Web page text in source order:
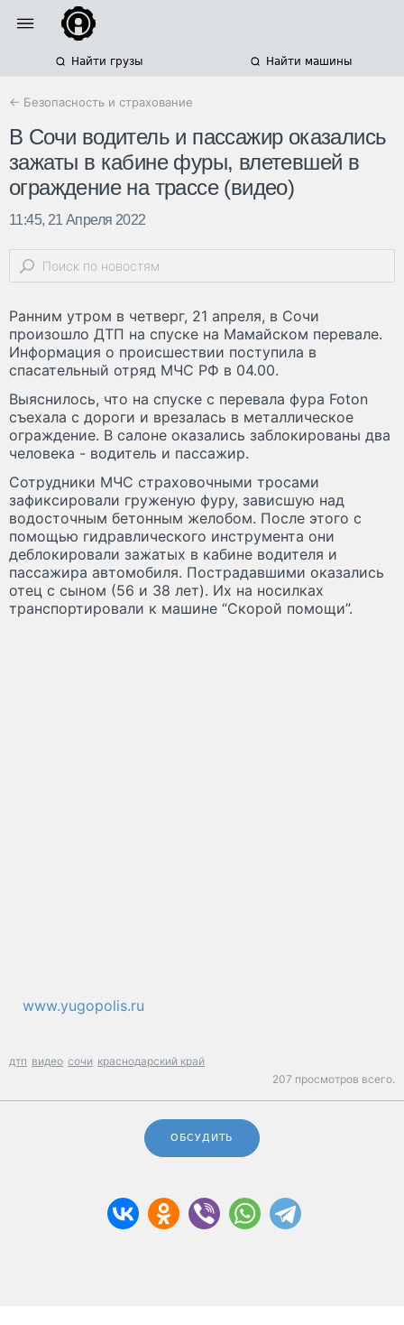
Найти грузы Найти машины
← Безопасность и страхование
В Сочи водитель и пассажир оказались
зажаты в кабине фуры, влетевшей в
ограждение на трассе (видео)
11:45, 21 Апреля 2022
Ранним утром в четверг, 21 апреля, в Сочи
произошло ДТП на спуске на Мамайском перевале.
Информация о происшествии поступила в
спасательный отряд МЧС РФ в 04.00.
Выяснилось, что на спуске с перевала фура Foton
съехала с дороги и врезалась в металлическое
ограждение. В салоне оказались заблокированы два
человека - водитель и пассажир.
Сотрудники МЧС страховочными тросами
зафиксировали груженую фуру, зависшую над
водосточным бетонным желобом. После этого с
помощью гидравлического инструмента они
деблокировали зажатых в кабине водителя и
пассажира автомобиля. Пострадавшими оказались
отец с сыном (56 и 38 лет). Их на носилках
транспортировали к машине “Скорой помощи”.
www.yugopolis.ru
дтп видео сочи краснодарский край
207 просмотров всего.
ОБСУДИТЬ